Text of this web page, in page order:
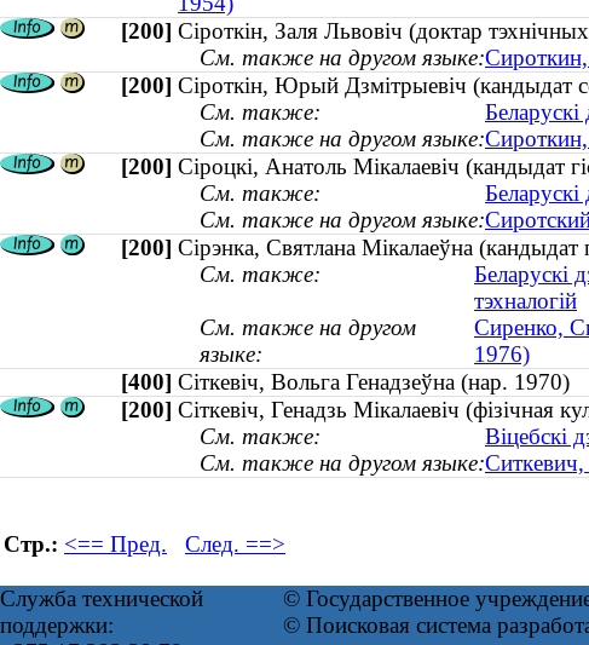
[200] Сіроткін, Заля Львовіч (доктар
См. также на другом языке:
[200] Сіроткін, Юрый Дзмітрыевіч (кандыдат
См. также:
См. также на другом языке:
[200] Сіроцкі, Анатоль Мікалаевіч (кандыдат
См. также:
См. также на другом языке:
[200] Сірэнка, Святлана Мікалаеўна
См. также:
Беларускі
тэхналогій
См. также на другом
языке:
Сиренко,
1976)
[400] Сіткевіч, Вольга Генадзеўна (нар. 1970)
[200] Сіткевіч, Генадзь Мікалаевіч (фізічная
См. также:
Віцебскі
См. также на другом языке:
Стр.: <== Пред. След. ==>
Служба технической
поддержки:
© Государственное
© Поисковая система